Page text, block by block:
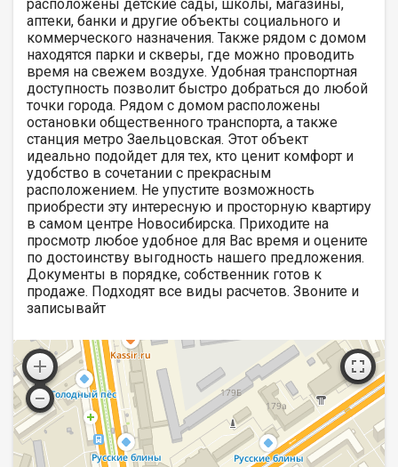
расположены детские сады, школы, магазины,
аптеки, банки и другие объекты социального и
коммерческого назначения. Также рядом с домом
находятся парки и скверы, где можно проводить
время на свежем воздухе. Удобная транспортная
доступность позволит быстро добраться до любой
точки города. Рядом с домом расположены
остановки общественного транспорта, а также
станция метро Заельцовская. Этот объект
идеально подойдет для тех, кто ценит комфорт и
удобство в сочетании с прекрасным
расположением. Не упустите возможность
приобрести эту интересную и просторную квартиру
в самом центре Новосибирска. Приходите на
просмотр любое удобное для Вас время и оцените
по достоинству выгодность нашего предложения.
Документы в порядке, собственник готов к
продаже. Подходят все виды расчетов. Звоните и
записывайт